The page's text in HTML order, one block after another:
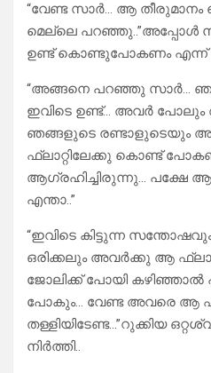
“വേണ്ട സാർ… ആ തീരുമാനം
മെല്ലെ പറഞ്ഞു..”അപ്പോൾ
ഉണ്ട് കൊണ്ടുപോകണം എന്ന്
“അങ്ങനെ പറഞ്ഞു സാർ…
ഇവിടെ ഉണ്ട്… അവർ
ഞങ്ങളുടെ രണ്ടാളുടെയും
ഫ്ലാറ്റിലേക്കു കൊണ്ട്
ആഗ്രഹിച്ചിരുന്നു… പക്ഷേ ആ
എന്താ..”
“ഇവിടെ കിട്ടുന്ന
ഒരിക്കലും അവർക്കു ആ
ജോലിക്ക് പോയി കഴിഞ്ഞാൽ
പോകും… വേണ്ട അവരെ ആ
തള്ളിയിടേണ്ട…”റുക്കിയ
നിർത്തി..